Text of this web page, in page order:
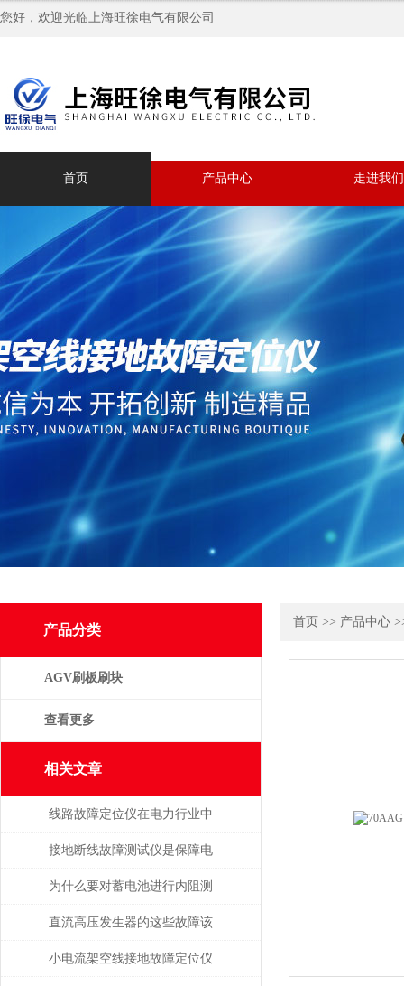
您好，欢迎光临上海旺徐电气有限公司
首页 产品中心 走进我们
产品分类
AGV刷板刷块
查看更多
相关文章
线路故障定位仪在电力行业中
的重要性和广泛应用
接地断线故障测试仪是保障电
力系统安全运行的重要工具
为什么要对蓄电池进行内阻测
试？
直流高压发生器的这些故障该
如何检查与处理
小电流架空线接地故障定位仪
首页 >> 产品中心